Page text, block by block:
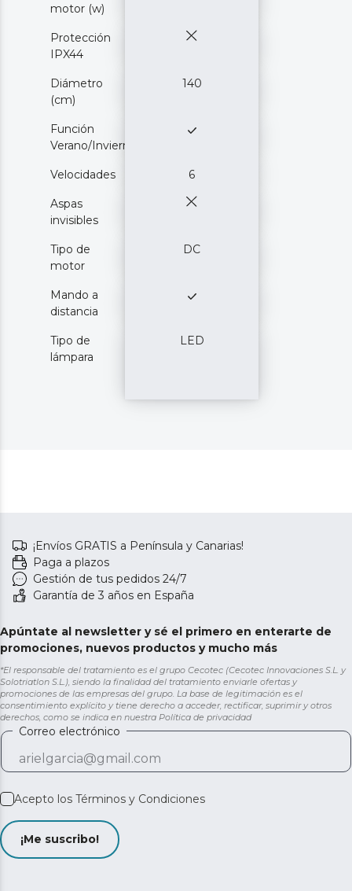
motor (w)
Protección
IPX44
Diámetro
(cm)
140
Función
Verano/Invierno
Velocidades 6
Aspas
invisibles
Tipo de
motor
DC
Mando a
distancia
Tipo de
lámpara
LED
¡Envíos GRATIS a Península y Canarias!
Paga a plazos
Gestión de tus pedidos 24/7
Garantía de 3 años en España
Apúntate al newsletter y sé el primero en enterarte de
promociones, nuevos productos y mucho más
*El responsable del tratamiento es el grupo Cecotec (Cecotec Innovaciones S.L. y
Solotriatlon S.L.), siendo la finalidad del tratamiento enviarle ofertas y
promociones de las empresas del grupo. La base de legitimación es el
consentimiento explícito y tiene derecho a acceder, rectificar, suprimir y otros
derechos, como se indica en nuestra Política de privacidad
Correo electrónico
Acepto los Términos y Condiciones
¡Me suscribo!